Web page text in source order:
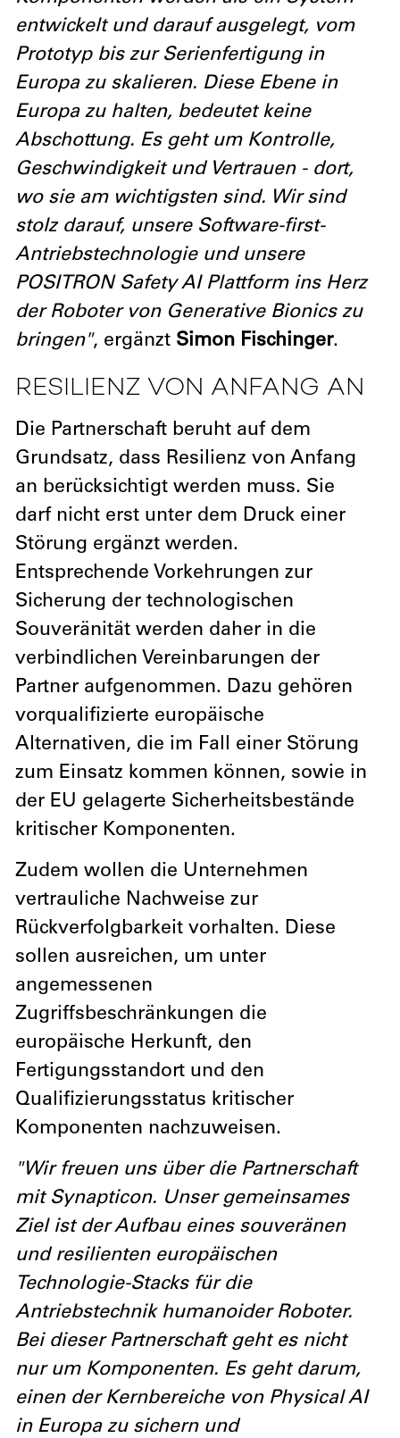
entwickelt und darauf ausgelegt, vom
Prototyp bis zur Serienfertigung in
Europa zu skalieren. Diese Ebene in
Europa zu halten, bedeutet keine
Abschottung. Es geht um Kontrolle,
Geschwindigkeit und Vertrauen - dort,
wo sie am wichtigsten sind. Wir sind
stolz darauf, unsere Software-first-
Antriebstechnologie und unsere
POSITRON Safety AI Plattform ins Herz
der Roboter von Generative Bionics zu
bringen", ergänzt Simon Fischinger.
RESILIENZ VON ANFANG AN
Die Partnerschaft beruht auf dem
Grundsatz, dass Resilienz von Anfang
an berücksichtigt werden muss. Sie
darf nicht erst unter dem Druck einer
Störung ergänzt werden.
Entsprechende Vorkehrungen zur
Sicherung der technologischen
Souveränität werden daher in die
verbindlichen Vereinbarungen der
Partner aufgenommen. Dazu gehören
vorqualifizierte europäische
Alternativen, die im Fall einer Störung
zum Einsatz kommen können, sowie in
der EU gelagerte Sicherheitsbestände
kritischer Komponenten.
Zudem wollen die Unternehmen
vertrauliche Nachweise zur
Rückverfolgbarkeit vorhalten. Diese
sollen ausreichen, um unter
angemessenen
Zugriffsbeschränkungen die
europäische Herkunft, den
Fertigungsstandort und den
Qualifizierungsstatus kritischer
Komponenten nachzuweisen.
"Wir freuen uns über die Partnerschaft
mit Synapticon. Unser gemeinsames
Ziel ist der Aufbau eines souveränen
und resilienten europäischen
Technologie-Stacks für die
Antriebstechnik humanoider Roboter.
Bei dieser Partnerschaft geht es nicht
nur um Komponenten. Es geht darum,
einen der Kernbereiche von Physical AI
in Europa zu sichern und